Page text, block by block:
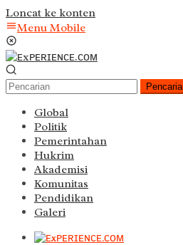
Loncat ke konten
Menu Mobile
Global
Politik
Pemerintahan
Hukrim
Akademisi
Komunitas
Pendidikan
Galeri